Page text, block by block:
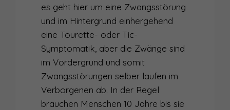
es geht hier um eine Zwangsstörung
und im Hintergrund einhergehend
eine Tourette- oder Tic-
Symptomatik, aber die Zwänge sind
im Vordergrund und somit
Zwangsstörungen selber laufen im
Verborgenen ab. In der Regel
brauchen Menschen 10 Jahre bis sie